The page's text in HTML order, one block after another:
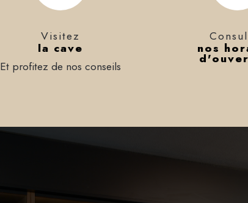
Visitez
la cave
Et profitez de nos conseils
nos